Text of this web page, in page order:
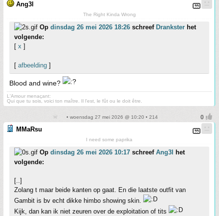
Ang3l
The Right Kinda Wrong
Op dinsdag 26 mei 2026 18:26 schreef Drankster het
volgende:
[ x ]
[ afbeelding ]
Blood and wine?
L'Amour menaçant:
Qui que tu sois, voici ton maître. Il l'est, le fût ou le doit être.
• woensdag 27 mei 2026 @ 10:20 • 214
MMaRsu
I need some paprika
Op dinsdag 26 mei 2026 10:17 schreef Ang3l
het
volgende:
[..]
Zolang t maar beide kanten op gaat. En die laatste outfit van
Gambit is bv echt dikke himbo showing skin.
Kijk, dan kan ik niet zeuren over de exploitation of tits